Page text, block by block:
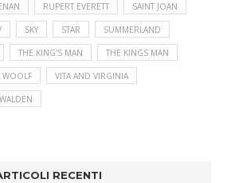
RUPERT EVERETT SAINT JOAN
SKY STAR SUMMERLAND
THE KING'S MAN THE KINGS MAN
WOOLF VITA AND VIRGINIA
WALDEN
RECENTI